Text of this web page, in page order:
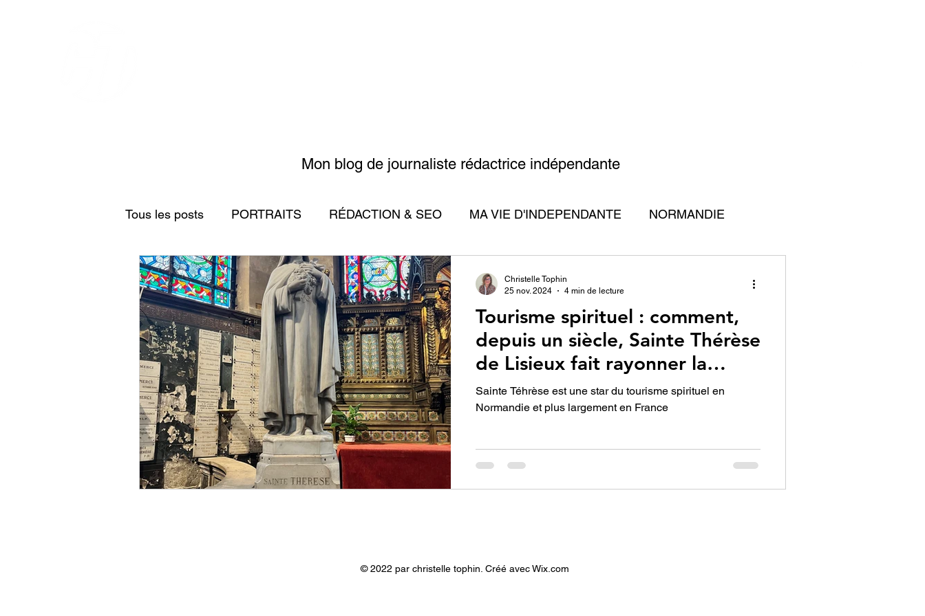
Mon blog de journaliste rédactrice indépendante
Tous les posts PORTRAITS RÉDACTION & SEO MA VIE D'INDEPENDANTE NORMANDIE
ENTREPRISES
Tourisme spirituel : comment,
depuis un siècle, Sainte Thérèse
de Lisieux fait rayonner la
Normandie
Sainte Téhrèse est une star du tourisme spirituel en
Normandie et plus largement en France
Christelle Tophin
25 nov. 2024
4 min de lecture
© 2022 par christelle tophin. Créé avec Wix.com